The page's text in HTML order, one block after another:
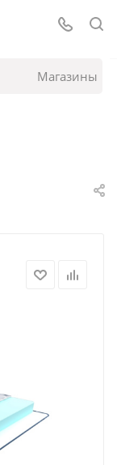
Магазины